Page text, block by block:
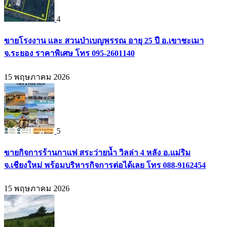
4
ขายโรงงาน และ สวนป่าเบญพรรณ อายุ 25 ปี อ.เขาชะเมา
จ.ระยอง ราคาพิเศษ โทร 095-2601140
15 พฤษภาคม 2026
5
ขายกิจการร้านกาแฟ สระว่ายน้ำ วิลล่า 4 หลัง อ.แม่ริม
จ.เชียงใหม่ พร้อมบริหารกิจการต่อได้เลย โทร 088-9162454
15 พฤษภาคม 2026